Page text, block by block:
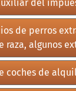
del
de perros
raza, algunos
coches de